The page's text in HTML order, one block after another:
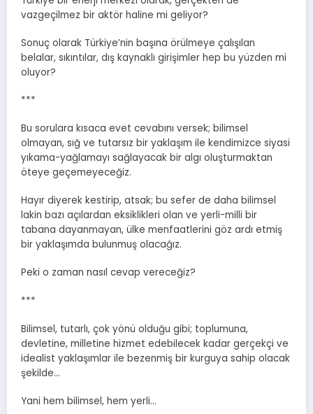
vazgeçilmez bir aktör haline mi geliyor?
Sonuç olarak Türkiye’nin başına örülmeye çalışılan
belalar, sıkıntılar, dış kaynaklı girişimler hep bu yüzden mi
oluyor?
***
Bu sorulara kısaca evet cevabını versek; bilimsel
olmayan, sığ ve tutarsız bir yaklaşım ile kendimizce siyasi
yıkama-yağlamayı sağlayacak bir algı oluşturmaktan
öteye geçemeyeceğiz.
Hayır diyerek kestirip, atsak; bu sefer de daha bilimsel
lakin bazı açılardan eksiklikleri olan ve yerli-milli bir
tabana dayanmayan, ülke menfaatlerini göz ardı etmiş
bir yaklaşımda bulunmuş olacağız.
Peki o zaman nasıl cevap vereceğiz?
***
Bilimsel, tutarlı, çok yönü olduğu gibi; toplumuna,
devletine, milletine hizmet edebilecek kadar gerçekçi ve
idealist yaklaşımlar ile bezenmiş bir kurguya sahip olacak
şekilde…
Yani hem bilimsel, hem yerli…